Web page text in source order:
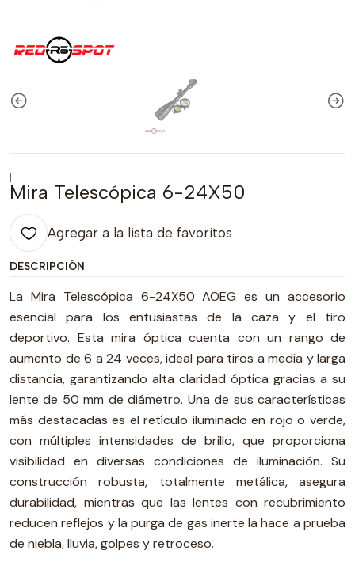
|
Mira Telescópica 6-24X50
Agregar a la lista de favoritos
DESCRIPCIÓN
La Mira Telescópica 6-24X50 AOEG es un accesorio
esencial para los entusiastas de la caza y el tiro
deportivo. Esta mira óptica cuenta con un rango de
aumento de 6 a 24 veces, ideal para tiros a media y larga
distancia, garantizando alta claridad óptica gracias a su
lente de 50 mm de diámetro. Una de sus características
más destacadas es el retículo iluminado en rojo o verde,
con múltiples intensidades de brillo, que proporciona
visibilidad en diversas condiciones de iluminación. Su
construcción robusta, totalmente metálica, asegura
durabilidad, mientras que las lentes con recubrimiento
reducen reflejos y la purga de gas inerte la hace a prueba
de niebla, lluvia, golpes y retroceso.